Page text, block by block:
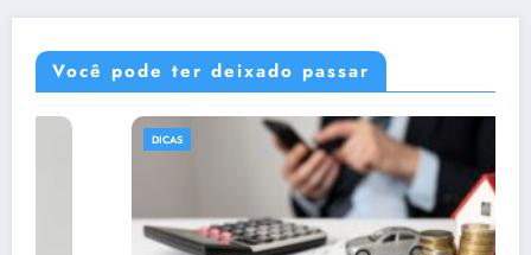
Você pode ter deixado passar